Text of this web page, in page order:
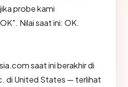
probe kami
Nilai saat ini: OK.
saat ini berakhir di
di United States — terlihat